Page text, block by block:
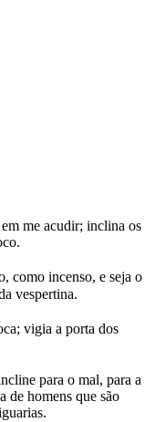
me acudir; inclina os
como incenso, e seja o
vespertina.
vigia a porta dos
para o mal, para a
de homens que são